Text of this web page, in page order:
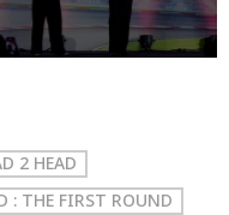
2 HEAD
: THE FIRST ROUND